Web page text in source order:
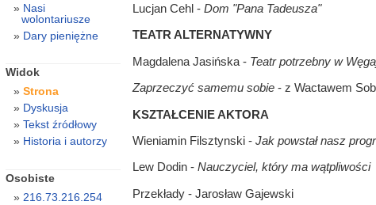
Lucjan Cehl - Dom "Pana Tadeusza"
TEATR ALTERNATYWNY
Magdalena Jasińska - Teatr potrzebny w
Zaprzeczyć samemu sobie- z Wactawem
KSZTAŁCENIE AKTORA
Wieniamin Filsztynski - Jak powstał nasz
Lew Dodin - Nauczyciel, który ma wątpliwości
Przekłady - Jarosław Gajewski
Nasi
wolontariusze
Dary pieniężne
Widok
Strona
Dyskusja
Tekst źródłowy
Historia i autorzy
Osobiste
216.73.216.254